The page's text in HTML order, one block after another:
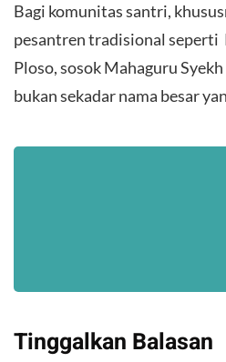
Bagi komunitas santri,
pesantren tradisional seperti
Ploso, sosok Mahaguru
bukan sekadar nama besar
Tinggalkan Balasan